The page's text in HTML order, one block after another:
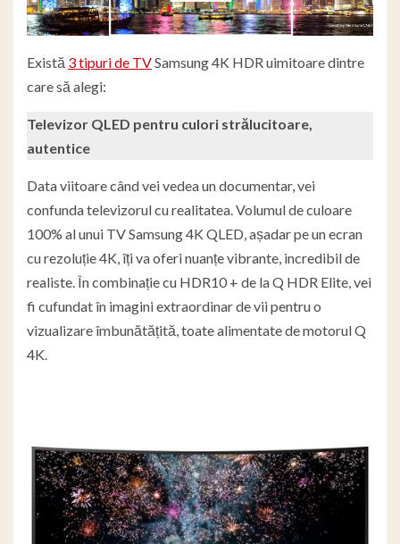
Există 3 tipuri de TVSamsung 4K HDR uimitoare dintre
care să alegi:
Televizor QLED pentru culori strălucitoare,
autentice
Data viitoare când vei vedea un documentar, vei
confunda televizorul cu realitatea. Volumul de culoare
100% al unui TV Samsung 4K QLED, așadar pe un ecran
cu rezoluție 4K, îți va oferi nuanțe vibrante, incredibil de
realiste. În combinație cu HDR10 + de la Q HDR Elite, vei
fi cufundat în imagini extraordinar de vii pentru o
vizualizare îmbunătățită, toate alimentate de motorul Q
4K.